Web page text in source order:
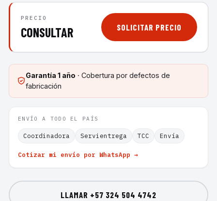
PRECIO
CONSULTAR SOLICITAR PRECIO
Garantía 1 año · Cobertura por defectos de
fabricación
ENVÍO A TODO EL PAÍS
Coordinadora Servientrega TCC Envía
Cotizar mi envío por WhatsApp →
LLAMAR +57 324 504 4742